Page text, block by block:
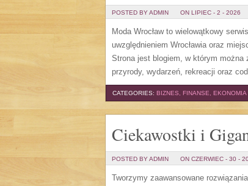
POSTED BY ADMIN ON LIPIEC - 2 - 2026
Moda Wrocław to wielowątkowy
uwzględnieniem Wrocławia oraz
Strona jest blogiem, w którym
przyrody, wydarzeń, rekreacji oraz
CATEGORIES: BIZNES, FINANSE, EKONOMIA
Ciekawostki i
POSTED BY ADMIN ON CZERWIEC - 30 -
Tworzymy zaawansowane